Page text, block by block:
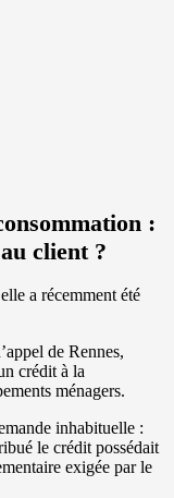
:
client ?
a récemment été
de Rennes,
crédit à la
ménagers.
inhabituelle :
le crédit possédait
exigée par le